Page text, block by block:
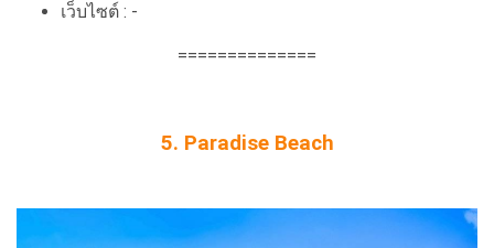
เว็บไซต์ : -
==============
5. Paradise Beach